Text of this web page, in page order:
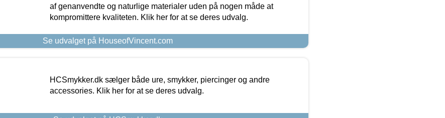
af genanvendte og naturlige materialer uden på nogen måde at
kompromittere kvaliteten. Klik her for at se deres udvalg.
Se udvalget på HouseofVincent.com
HCSmykker.dk sælger både ure, smykker, piercinger og andre
accessories. Klik her for at se deres udvalg.